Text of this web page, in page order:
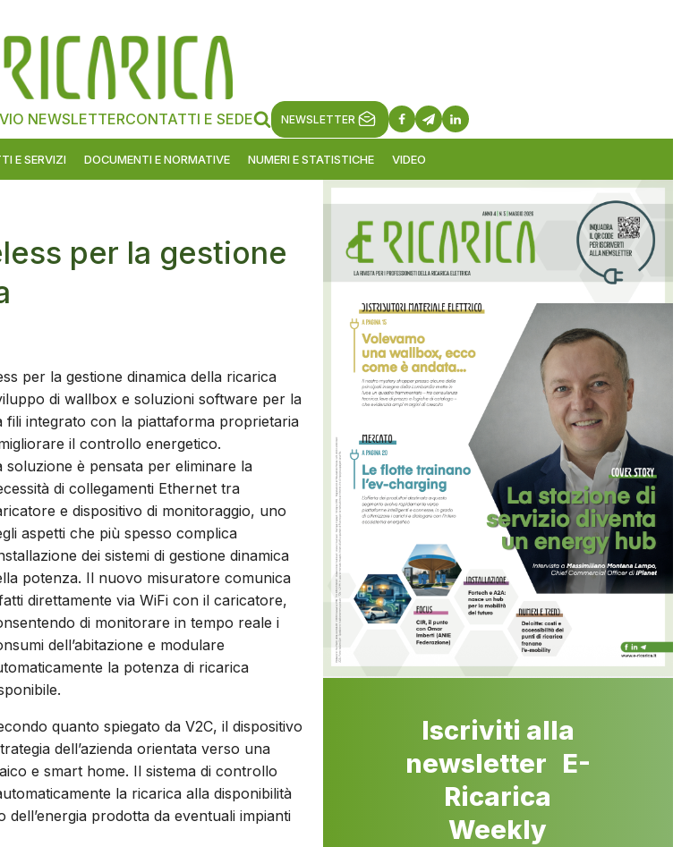
NEWSLETTERCONTATTI E SEDE NEWSLETTER
E SERVIZI DOCUMENTI E NORMATIVE NUMERI E STATISTICHE VIDEO
per la gestione
per la gestione dinamica della ricarica
di wallbox e soluzioni software per la
integrato con la piattaforma proprietaria
il controllo energetico.
soluzione è pensata per eliminare la
di collegamenti Ethernet tra
e dispositivo di monitoraggio, uno
aspetti che più spesso complica
dei sistemi di gestione dinamica
potenza. Il nuovo misuratore comunica
direttamente via WiFi con il caricatore,
di monitorare in tempo reale i
dell’abitazione e modulare
la potenza di ricarica
quanto spiegato da V2C, il dispositivo
dell’azienda orientata verso una
e smart home. Il sistema di controllo
la ricarica alla disponibilità
prodotta da eventuali impianti
Iscriviti alla
newsletter E-
Ricarica
Weekly